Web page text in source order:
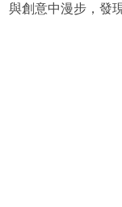
與創意中漫步，發